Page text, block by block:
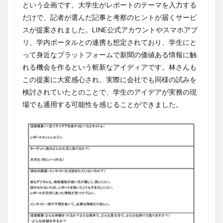
という企画です。大学生がレポートのテーマを入力する
だけで、記者が選んだ記事と考察のヒントが届くサービ
スが提案されました。LINE公式アカウントやスマホアプ
リ、学内ポータルとの連携も想定されており、学生にと
って身近なプラットフォームで新聞の価値ある情報に触
れる機会を作るという斬新なアイディアです。林さんも
この提案に大変感心され、実際に会社でも同様の試みを
検討されていたとのことで、学生のアイデアが実務の現
場でも通用する可能性を感じることができました。